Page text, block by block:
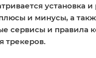
установка и
и минусы, а
сервисы и правила
трекеров.